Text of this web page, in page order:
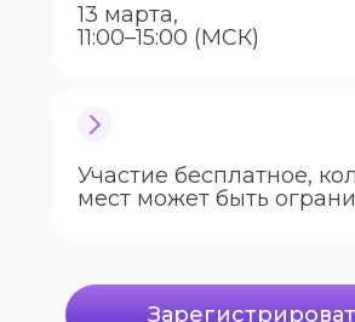
13 марта,
11:00–15:00 (МСК)
Участие бесплатное,
мест может быть